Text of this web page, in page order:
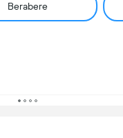
Berabere